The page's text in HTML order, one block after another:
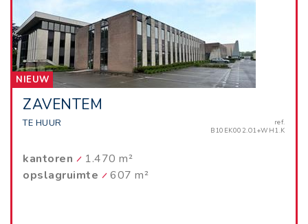
NIEUW
ZAVENTEM
TE HUUR
ref.
B10EK002.O1+WH1.K
kantoren
1.470 m²
opslagruimte
607 m²